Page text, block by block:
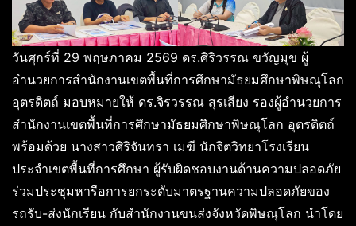
วันศุกร์ที่ 29 พฤษภาคม 2569 ดร.ศิริวรรณ ขวัญมุข ผู้
อำนวยการสำนักงานเขตพื้นที่การศึกษามัธยมศึกษาพิษณุโลก
อุตรดิตถ์ มอบหมายให้ ดร.จิรวรรณ สุรเสียง รองผู้อำนวยการ
สำนักงานเขตพื้นที่การศึกษามัธยมศึกษาพิษณุโลก อุตรดิตถ์
พร้อมด้วย นางสาวศิริจันทรา เมฆี นักจิตวิทยาโรงเรียน
ประจำเขตพื้นที่การศึกษา ผู้รับผิดชอบงานด้านความปลอดภัย
ร่วมประชุมหารือการยกระดับมาตรฐานความปลอดภัยของ
รถรับ-ส่งนักเรียน กับสำนักงานขนส่งจังหวัดพิษณุโลก นำโดย